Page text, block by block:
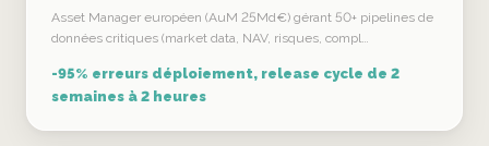
Asset Manager européen (AuM 25Md€) gérant 50+ pipelines de
données critiques (market data, NAV, risques, compl…
-95% erreurs déploiement, release cycle de 2
semaines à 2 heures